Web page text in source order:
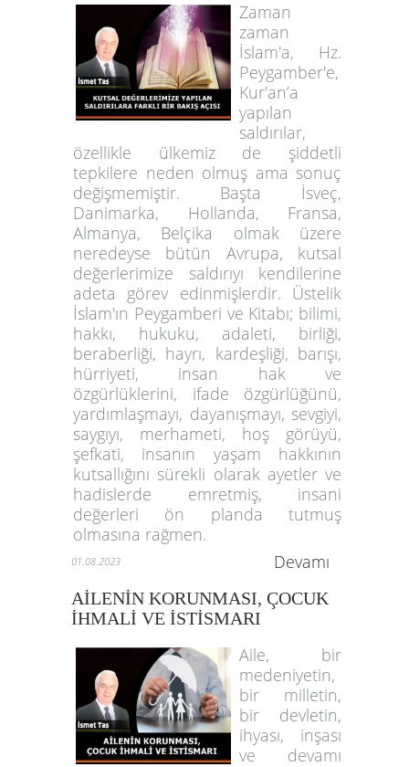
Zaman
zaman
İslam'a, Hz.
Peygamber'e,
Kur'an’a
yapılan
saldırılar,
özellikle ülkemiz de şiddetli
tepkilere neden olmuş ama sonuç
değişmemiştir. Başta İsveç,
Danimarka, Hollanda, Fransa,
Almanya, Belçika olmak üzere
neredeyse bütün Avrupa, kutsal
değerlerimize saldırıyı kendilerine
adeta görev edinmişlerdir. Üstelik
İslam'ın Peygamberi ve Kitabı; bilimi,
hakkı, hukuku, adaleti, birliği,
beraberliği, hayrı, kardeşliği, barışı,
hürriyeti, insan hak ve
özgürlüklerini, ifade özgürlüğünü,
yardımlaşmayı, dayanışmayı, sevgiyi,
saygıyı, merhameti, hoş görüyü,
şefkati, insanın yaşam hakkının
kutsallığını sürekli olarak ayetler ve
hadislerde emretmiş, insani
değerleri ön planda tutmuş
olmasına rağmen.
01.08.2023 Devamı
AİLENİN KORUNMASI, ÇOCUK
İHMALİ VE İSTİSMARI
Aile, bir
medeniyetin,
bir milletin,
bir devletin,
ihyası, inşası
ve devamı